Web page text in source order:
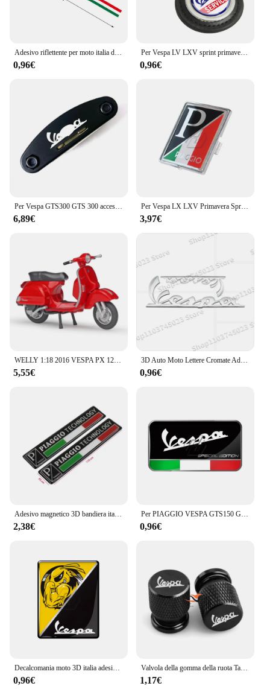
Adesivo riflettente per moto italia decalcomania per Vespa Piaggio Zip Mp3 Beverly Hydro Dipping Film Spirit Beast accessori per Medley
0,96€
Per Vespa LV LXV sprint primavera 50 125 150 200 300 300ie S sportsportachiavi portachiavi
0,96€
6,89€
Per Vespa LX LXV Primavera Sprint GTV GTS Super 946 50-300cc accessori per Scooter emblema anteriore
3,97€
5,55€
3D Auto Moto Lettere Cromate Adesivo Per Vespa Sprint Primavera 300 LX LXV GTS300 LX125 LX150 125 150 Accessori
0,96€
2,38€
Per PIAGGIO VESPA GTS150 GTS 250 GTS300 GTS GTV 150 125 250 300 300ie 3D Italia Adesivi Edizione Speciale
0,96€
0,96€
Valvola della gomma della ruota Tappi stelo Copertura per Vespa Gtv Lx 125 250 Gts 300 Px 200 Gts300 Primavera Sprint 50 150 Accessori moto
1,17€